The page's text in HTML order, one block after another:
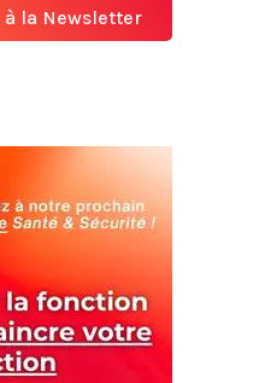
à la Newsletter